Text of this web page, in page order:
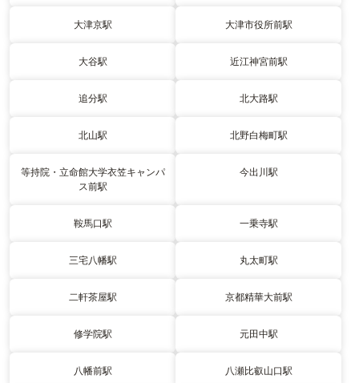
大津京駅 大津市役所前駅
大谷駅 近江神宮前駅
追分駅 北大路駅
北山駅 北野白梅町駅
等持院・立命館大学衣笠キャンパ
ス前駅
今出川駅
鞍馬口駅 一乗寺駅
三宅八幡駅 丸太町駅
二軒茶屋駅 京都精華大前駅
修学院駅 元田中駅
八幡前駅 八瀬比叡山口駅